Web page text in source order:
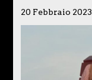
20 Febbraio 2023